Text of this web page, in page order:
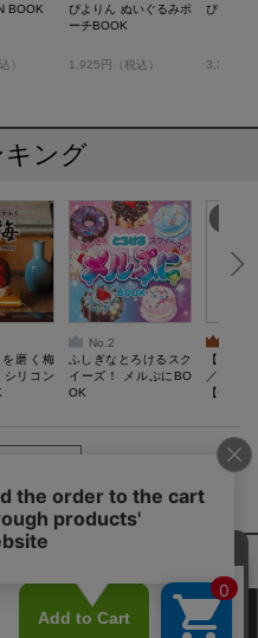
BOOK
）
ぴよりん ぬいぐるみポ
ーチBOOK
1,925円（税込）
ぴよりん
3,300円
キング
を磨く梅
リコン
No.2
ふしぎなとろけるスク
イーズ！ メルぷにBO
OK
【
／Lサイ
【一般
ウェア
ク・ロ
トー覧
公式通販ご利用ガイド